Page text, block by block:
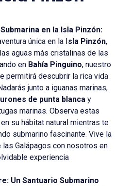
en la Isla Pinzón:
única en la I sla Pinzón,
aguas más cristalinas de las
en Bahía Pinguino, nuestro
permitirá descubrir la rica vida
junto a iguanas marinas,
de punta blanca y
marinas. Observa estas
su hábitat natural mientras te
submarino fascinante. Vive la
Galápagos con nosotros en
experiencia
Un Santuario Submarino